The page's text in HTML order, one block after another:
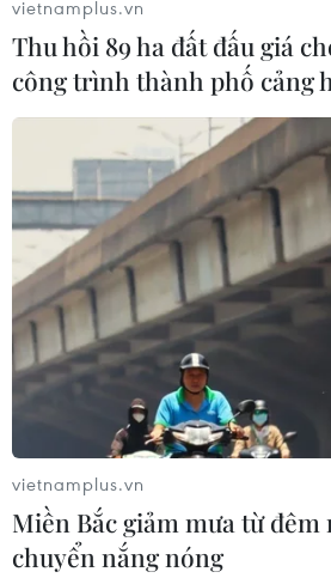
vietnamplus.vn
Thu hồi 89 ha đất đấu giá
công trình thành phố cảng
vietnamplus.vn
Miền Bắc giảm mưa từ đêm
chuyển nắng nóng